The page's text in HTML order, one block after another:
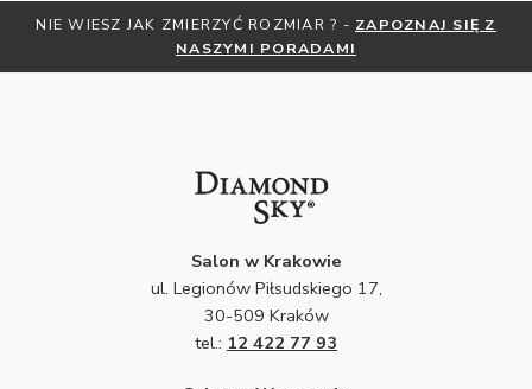
WIESZ JAK ZMIERZYĆ ROZMIAR ? -ZAPOZNAJ SIĘ Z
NASZYMI PORADAMI
Salon w Krakowie
ul. Legionów Piłsudskiego 17,
30-509 Kraków
tel.: 12 422 77 93